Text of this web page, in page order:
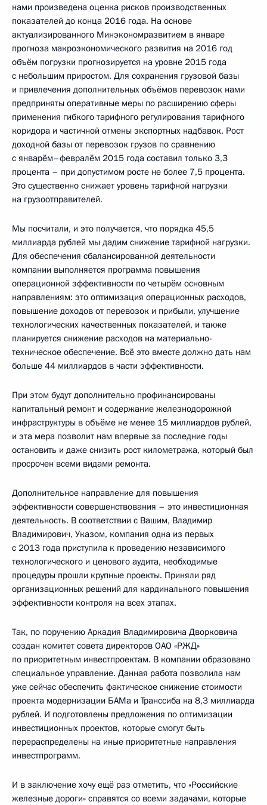
нами произведена оценка рисков производственных
показателей до конца 2016 года. На основе
актуализированного Минэкономразвитием в январе
прогноза макроэкономического развития на 2016 год
объём погрузки прогнозируется на уровне 2015 года
с небольшим приростом. Для сохранения грузовой базы
и привлечения дополнительных объёмов перевозок нами
предприняты оперативные меры по расширению сферы
применения гибкого тарифного регулирования тарифного
коридора и частичной отмены экспортных надбавок. Рост
доходной базы от перевозок грузов по сравнению
с январём–февралём 2015 года составил только 3,3
процента – при допустимом росте не более 7,5 процента.
Это существенно снижает уровень тарифной нагрузки
на грузоотправителей.
Мы посчитали, и это получается, что порядка 45,5
миллиарда рублей мы дадим снижение тарифной нагрузки.
Для обеспечения сбалансированной деятельности
компании выполняется программа повышения
операционной эффективности по четырём основным
направлениям: это оптимизация операционных расходов,
повышение доходов от перевозок и прибыли, улучшение
технологических качественных показателей, и также
планируется снижение расходов на материально-
техническое обеспечение. Всё это вместе должно дать нам
больше 44 миллиардов в части эффективности.
При этом будут дополнительно профинансированы
капитальный ремонт и содержание железнодорожной
инфраструктуры в объёме не менее 15 миллиардов рублей,
и эта мера позволит нам впервые за последние годы
остановить и даже снизить рост километража, который был
просрочен всеми видами ремонта.
Дополнительное направление для повышения
эффективности совершенствования – это инвестиционная
деятельность. В соответствии с Вашим, Владимир
Владимирович, Указом, компания одна из первых
с 2013 года приступила к проведению независимого
технологического и ценового аудита, необходимые
процедуры прошли крупные проекты. Приняли ряд
организационных решений для кардинального повышения
эффективности контроля на всех этапах.
Так, по поручению Аркадия Владимировича Дворковича
создан комитет совета директоров ОАО «РЖД»
по приоритетным инвестпроектам. В компании образовано
специальное управление. Данная работа позволила нам
уже сейчас обеспечить фактическое снижение стоимости
проекта модернизации БАМа и Транссиба на 8,3 миллиарда
рублей. И подготовлены предложения по оптимизации
инвестиционных проектов, которые смогут быть
перераспределены на иные приоритетные направления
инвестпрограмм.
И в заключение хочу ещё раз отметить, что «Российские
железные дороги» справятся со всеми задачами, которые